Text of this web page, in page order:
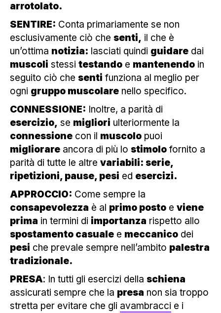
arrotolato.
SENTIRE: Conta primariamente se non
esclusivamente ciò che senti, il che è
un’ottima notizia: lasciati quindi guidare dai
muscoli stessi testando e mantenendo in
seguito ciò che senti funziona al meglio per
ogni gruppo muscolare nello specifico.
CONNESSIONE: Inoltre, a parità di
esercizio, se migliori ulteriormente la
connessione con il muscolo puoi
migliorare ancora di più lo stimolo fornito a
parità di tutte le altre variabili: serie,
ripetizioni, pause, pesi ed esercizi.
APPROCCIO: Come sempre la
consapevolezza è al primo posto e viene
prima in termini di importanza rispetto allo
spostamento casuale e meccanico dei
pesi che prevale sempre nell’ambito palestra
tradizionale.
PRESA: In tutti gli esercizi della schiena
assicurati sempre che la presa non sia troppo
stretta per evitare che gli avambracci e i